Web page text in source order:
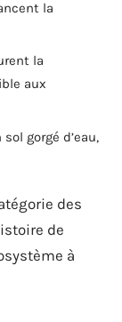
la
la
aux
gorgé d’eau,
des
de
à